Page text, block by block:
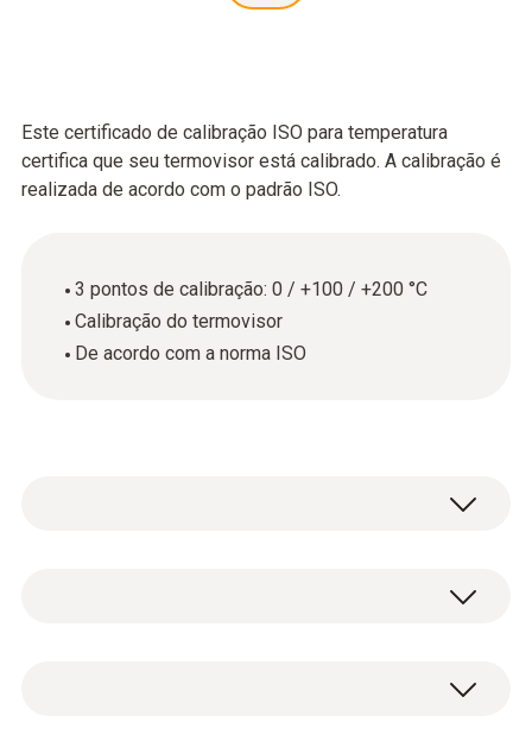
Este certificado de calibração ISO para temperatura
certifica que seu termovisor está calibrado. A calibração é
realizada de acordo com o padrão ISO.
3 pontos de calibração: 0 / +100 / +200 °C
Calibração do termovisor
De acordo com a norma ISO
A calibração anual é necessária sempre que